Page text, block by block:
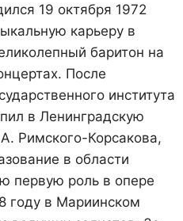
19 октября 1972
карьеру в
баритон на
После
института
в Ленинградскую
Римского-Корсакова,
в области
первую роль в опере
году в Мариинском